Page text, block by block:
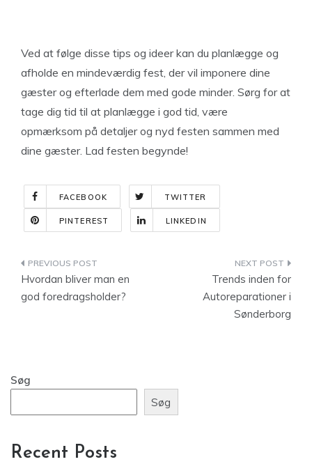
Ved at følge disse tips og ideer kan du planlægge og
afholde en mindeværdig fest, der vil imponere dine
gæster og efterlade dem med gode minder. Sørg for at
tage dig tid til at planlægge i god tid, være
opmærksom på detaljer og nyd festen sammen med
dine gæster. Lad festen begynde!
FACEBOOK TWITTER
PINTEREST LINKEDIN
Indlægsnavigation
Hvordan bliver man en
god foredragsholder?
Trends inden for
Autoreparationer i
Sønderborg
Søg
Søg
Recent Posts